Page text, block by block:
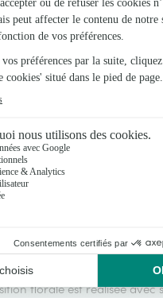
artisan à Sorgues
Fleurs s'appuie sur son
réseau de transmission
pour vous garantir un
est un fleuriste artisan
souci de fraîcheur et de
florale est réalisée avec